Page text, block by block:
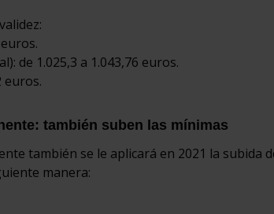
de 1.025,3 a 1.043,76 euros.
euros.
también suben las mínimas
también se le aplicará en 2021 la subida
manera: